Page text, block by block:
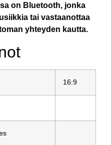
on Bluetooth, jonka
tai vastaanottaa
yhteyden kautta.
16:9